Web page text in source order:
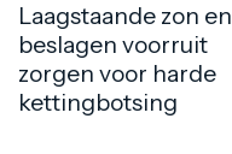
Laagstaande zon en
beslagen voorruit
zorgen voor harde
kettingbotsing